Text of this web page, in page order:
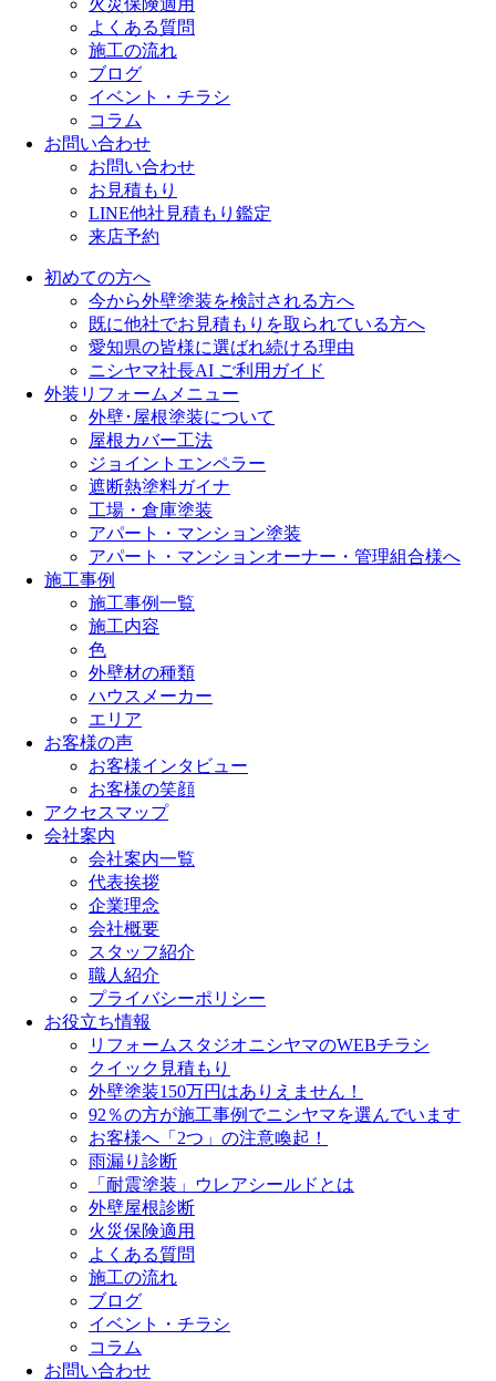
火災保険適用
よくある質問
施工の流れ
ブログ
イベント・チラシ
コラム
お問い合わせ
お問い合わせ
お見積もり
LINE他社見積もり鑑定
来店予約
初めての方へ
今から外壁塗装を検討される方へ
既に他社でお見積もりを取られている方へ
愛知県の皆様に選ばれ続ける理由
ニシヤマ社長AI ご利用ガイド
外装リフォームメニュー
外壁･屋根塗装について
屋根カバー工法
ジョイントエンペラー
遮断熱塗料ガイナ
工場・倉庫塗装
アパート・マンション塗装
アパート・マンションオーナー・管理組合様へ
施工事例
施工事例一覧
施工内容
色
外壁材の種類
ハウスメーカー
エリア
お客様の声
お客様インタビュー
お客様の笑顔
アクセスマップ
会社案内
会社案内一覧
代表挨拶
企業理念
会社概要
スタッフ紹介
職人紹介
プライバシーポリシー
お役立ち情報
リフォームスタジオニシヤマのWEBチラシ
クイック見積もり
外壁塗装150万円はありえません！
92％の方が施工事例でニシヤマを選んでいます
お客様へ「2つ」の注意喚起！
雨漏り診断
「耐震塗装」ウレアシールドとは
外壁屋根診断
火災保険適用
よくある質問
施工の流れ
ブログ
イベント・チラシ
コラム
お問い合わせ